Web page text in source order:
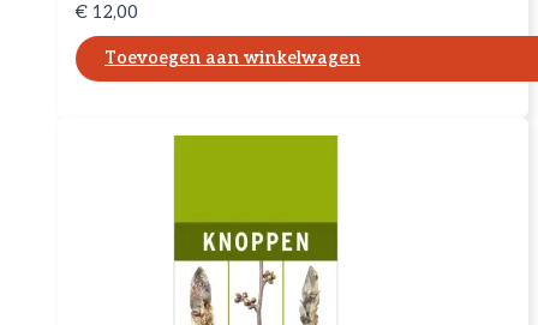
€ 12,00
Toevoegen aan winkelwagen